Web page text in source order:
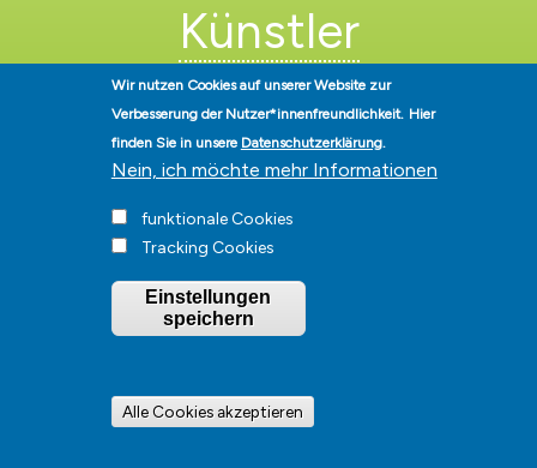
Künstler
Stadt Hohen Neuendorf • Oranienburger Str. 2 • 16540 Hohen
Neuendorf • Telefon
Presse |Datenschutz| Barrierefreiheit
© Hohen-Neuendorf.de, Alle Rechte vorbehalten - Vervielfältigung nur
mit unserer Genehmigung
Wir nutzen Cookies auf unserer Website zur
Verbesserung der Nutzer*innenfreundlichkeit. Hier
finden Sie in unsere Datenschutzerklärung.
Nein, ich möchte mehr Informationen
funktionale Cookies
Tracking Cookies
Einstellungen
speichern
Alle Cookies akzeptieren